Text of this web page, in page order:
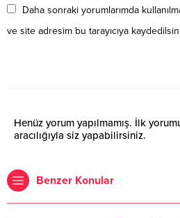
Daha sonraki yorumlarımda
ve site adresim bu tarayıcıya
Henüz yorum yapılmamış. İlk
aracılığıyla siz yapabilirsiniz.
Benzer Konular